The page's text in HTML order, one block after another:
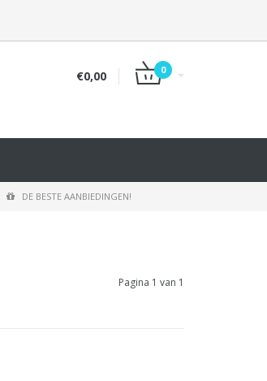
€0,00 0
DE BESTE AANBIEDINGEN!
Pagina 1 van 1